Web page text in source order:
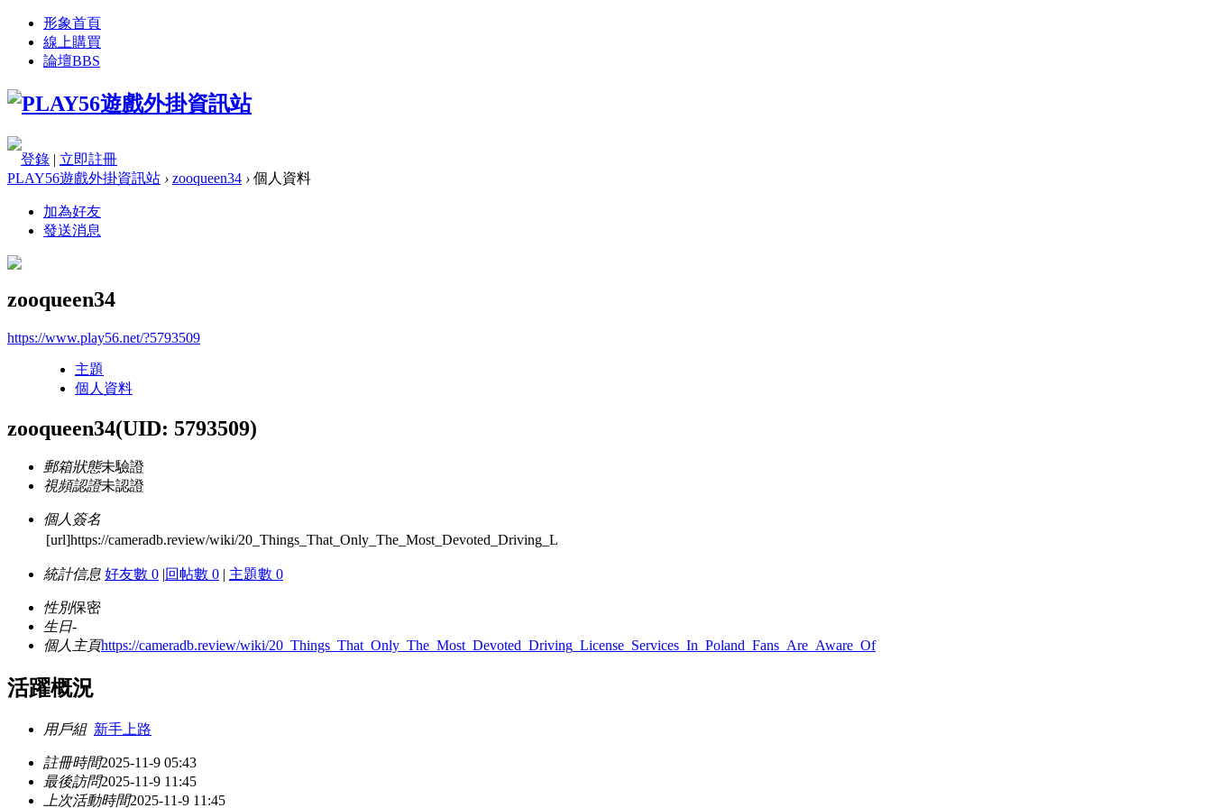
形象首頁
線上購買
論壇BBS
登錄 | 立即註冊
PLAY56遊戲外掛資訊站 › zooqueen34 › 個人資料
加為好友
發送消息
zooqueen34
https://www.play56.net/?5793509
主題
個人資料
zooqueen34(UID: 5793509)
郵箱狀態未驗證
視頻認證未認證
個人簽名
[url]https://cameradb.review/wiki/20_Things_That_Only_The_Most_Devoted_Driving_L
統計信息 好友數 0 |回帖數 0 | 主題數 0
性別保密
生日-
個人主頁https://cameradb.review/wiki/20_Things_That_Only_The_Most_Devoted_Driving_License_Services_In_Poland_Fans_Are_Aware_Of
活躍概況
用戶組 新手上路
註冊時間2025-11-9 05:43
最後訪問2025-11-9 11:45
上次活動時間2025-11-9 11:45